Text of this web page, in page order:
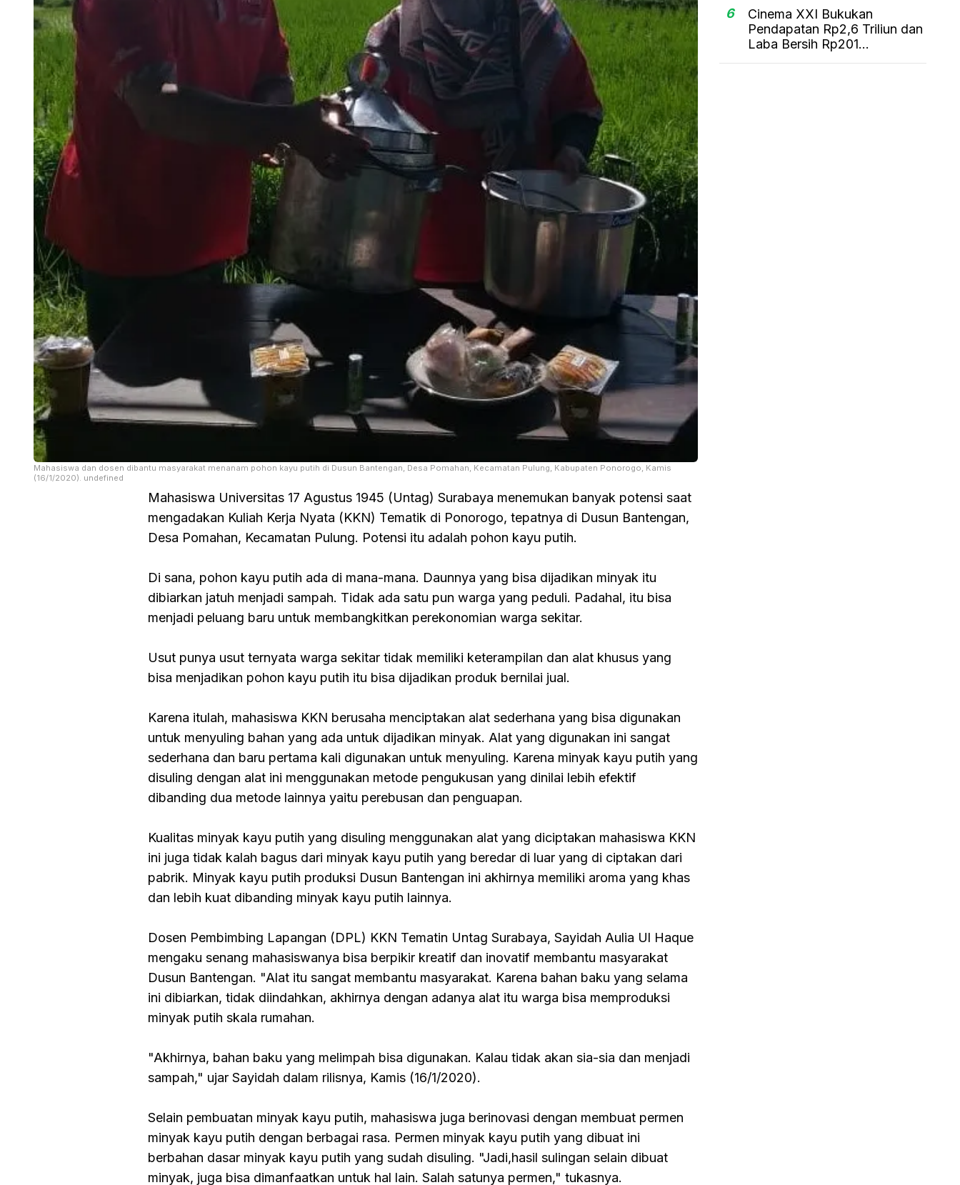
Mahasiswa dan dosen dibantu masyarakat menanam pohon kayu putih di Dusun Bantengan, Desa Pomahan, Kecamatan Pulung, Kabupaten Ponorogo, Kamis
(16/1/2020). undefined
Mahasiswa Universitas 17 Agustus 1945 (Untag) Surabaya menemukan banyak potensi saat
mengadakan Kuliah Kerja Nyata (KKN) Tematik di Ponorogo, tepatnya di Dusun Bantengan,
Desa Pomahan, Kecamatan Pulung. Potensi itu adalah pohon kayu putih.
Di sana, pohon kayu putih ada di mana-mana. Daunnya yang bisa dijadikan minyak itu
dibiarkan jatuh menjadi sampah. Tidak ada satu pun warga yang peduli. Padahal, itu bisa
menjadi peluang baru untuk membangkitkan perekonomian warga sekitar.
Usut punya usut ternyata warga sekitar tidak memiliki keterampilan dan alat khusus yang
bisa menjadikan pohon kayu putih itu bisa dijadikan produk bernilai jual.
Karena itulah, mahasiswa KKN berusaha menciptakan alat sederhana yang bisa digunakan
untuk menyuling bahan yang ada untuk dijadikan minyak. Alat yang digunakan ini sangat
sederhana dan baru pertama kali digunakan untuk menyuling. Karena minyak kayu putih yang
disuling dengan alat ini menggunakan metode pengukusan yang dinilai lebih efektif
dibanding dua metode lainnya yaitu perebusan dan penguapan.
Kualitas minyak kayu putih yang disuling menggunakan alat yang diciptakan mahasiswa KKN
ini juga tidak kalah bagus dari minyak kayu putih yang beredar di luar yang di ciptakan dari
pabrik. Minyak kayu putih produksi Dusun Bantengan ini akhirnya memiliki aroma yang khas
dan lebih kuat dibanding minyak kayu putih lainnya.
Dosen Pembimbing Lapangan (DPL) KKN Tematin Untag Surabaya, Sayidah Aulia Ul Haque
mengaku senang mahasiswanya bisa berpikir kreatif dan inovatif membantu masyarakat
Dusun Bantengan. "Alat itu sangat membantu masyarakat. Karena bahan baku yang selama
ini dibiarkan, tidak diindahkan, akhirnya dengan adanya alat itu warga bisa memproduksi
minyak putih skala rumahan.
"Akhirnya, bahan baku yang melimpah bisa digunakan. Kalau tidak akan sia-sia dan menjadi
sampah," ujar Sayidah dalam rilisnya, Kamis (16/1/2020).
Selain pembuatan minyak kayu putih, mahasiswa juga berinovasi dengan membuat permen
minyak kayu putih dengan berbagai rasa. Permen minyak kayu putih yang dibuat ini
berbahan dasar minyak kayu putih yang sudah disuling. "Jadi,hasil sulingan selain dibuat
minyak, juga bisa dimanfaatkan untuk hal lain. Salah satunya permen," tukasnya.
6
Cinema XXI Bukukan
Pendapatan Rp2,6 Triliun dan
Laba Bersih Rp201...